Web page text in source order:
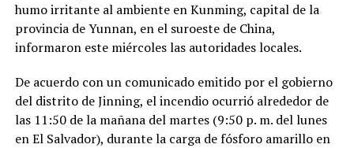
Facebook X
humo irritante al ambiente en Kunming, capital de la
provincia de Yunnan, en el suroeste de China,
informaron este miércoles las autoridades locales.
De acuerdo con un comunicado emitido por el gobierno
del distrito de Jinning, el incendio ocurrió alrededor de
las 11:50 de la mañana del martes (9:50 p. m. del lunes
en El Salvador), durante la carga de fósforo amarillo en